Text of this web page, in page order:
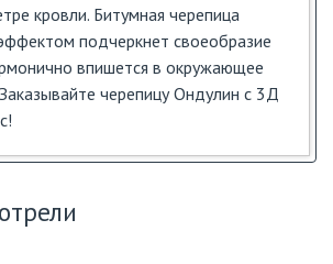
кровли. Битумная черепица
подчеркнет своеобразие
впишется в окружающее
черепицу Ондулин с 3Д